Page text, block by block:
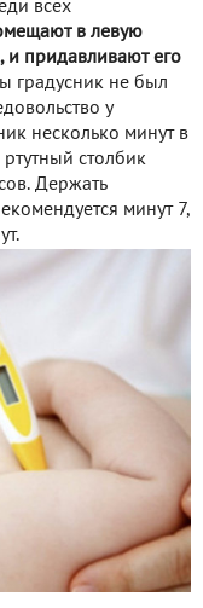
всех
в левую
и придавливают его
градусник не был
у
несколько минут в
столбик
Держать
минут 7,